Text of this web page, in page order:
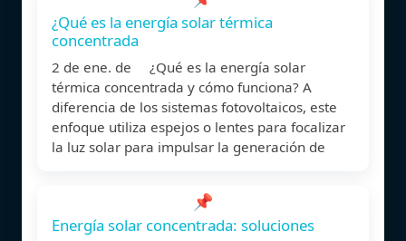
¿Qué es la energía solar térmica
concentrada
2 de ene. de ¿Qué es la energía solar
térmica concentrada y cómo funciona? A
diferencia de los sistemas fotovoltaicos, este
enfoque utiliza espejos o lentes para focalizar
la luz solar para impulsar la generación de
📌
Energía solar concentrada: soluciones